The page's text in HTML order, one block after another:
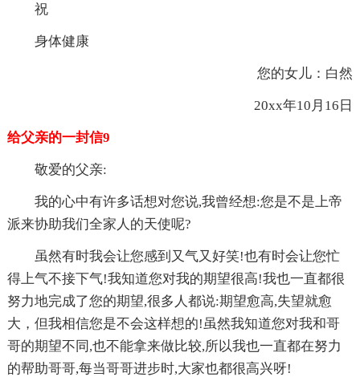
祝
身体健康
您的女儿：白然
20xx年10月16日
给父亲的一封信9
敬爱的父亲:
我的心中有许多话想对您说,我曾经想:您是不是上帝
派来协助我们全家人的天使呢?
虽然有时我会让您感到又气又好笑!也有时会让您忙
得上气不接下气!我知道您对我的期望很高!我也一直都很
努力地完成了您的期望,很多人都说:期望愈高,失望就愈
大，但我相信您是不会这样想的!虽然我知道您对我和哥
哥的期望不同,也不能拿来做比较,所以我也一直都在努力
的帮助哥哥,每当哥哥进步时,大家也都很高兴呀!